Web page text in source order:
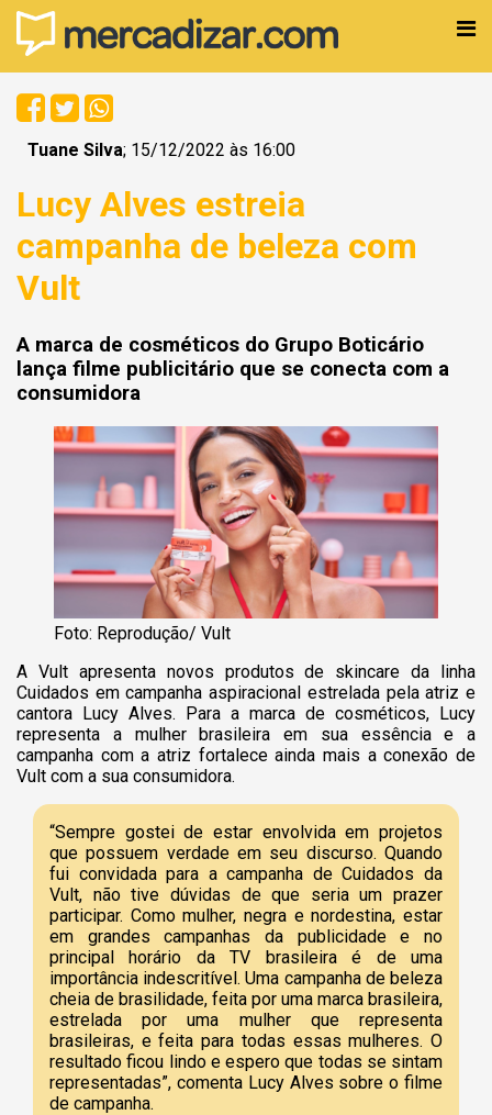
Tuane Silva; 15/12/2022 às 16:00
Lucy Alves estreia
campanha de beleza com
Vult
A marca de cosméticos do Grupo Boticário
lança filme publicitário que se conecta com a
consumidora
Foto: Reprodução/ Vult
A Vult apresenta novos produtos de skincare da linha
Cuidados em campanha aspiracional estrelada pela atriz e
cantora Lucy Alves. Para a marca de cosméticos, Lucy
representa a mulher brasileira em sua essência e a
campanha com a atriz fortalece ainda mais a conexão de
Vult com a sua consumidora.
“Sempre gostei de estar envolvida em projetos
que possuem verdade em seu discurso. Quando
fui convidada para a campanha de Cuidados da
Vult, não tive dúvidas de que seria um prazer
participar. Como mulher, negra e nordestina, estar
em grandes campanhas da publicidade e no
principal horário da TV brasileira é de uma
importância indescritível. Uma campanha de beleza
cheia de brasilidade, feita por uma marca brasileira,
estrelada por uma mulher que representa
brasileiras, e feita para todas essas mulheres. O
resultado ficou lindo e espero que todas se sintam
representadas”, comenta Lucy Alves sobre o filme
de campanha.